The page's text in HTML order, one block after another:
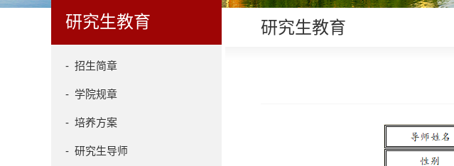
研究生教育
- 招生简章
- 学院规章
- 培养方案
- 研究生导师
研究生教育